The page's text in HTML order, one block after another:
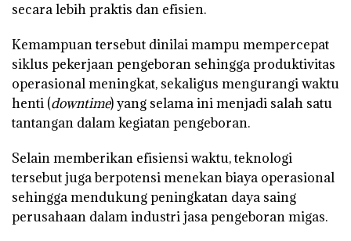
secara lebih praktis dan efisien.
Kemampuan tersebut dinilai mampu mempercepat
siklus pekerjaan pengeboran sehingga produktivitas
operasional meningkat, sekaligus mengurangi waktu
henti (downtime) yang selama ini menjadi salah satu
tantangan dalam kegiatan pengeboran.
Selain memberikan efisiensi waktu, teknologi
tersebut juga berpotensi menekan biaya operasional
sehingga mendukung peningkatan daya saing
perusahaan dalam industri jasa pengeboran migas.